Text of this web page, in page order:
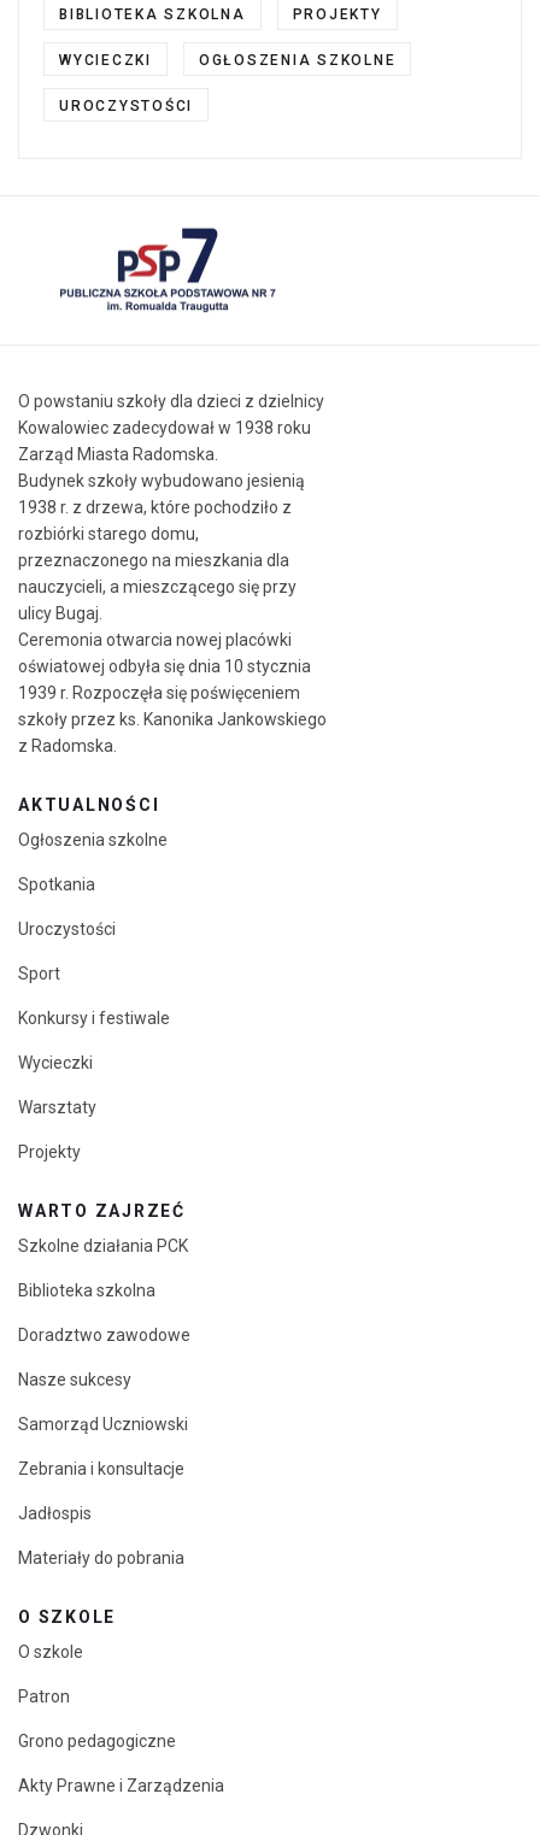
BIBLIOTEKA SZKOLNA PROJEKTY
WYCIECZKI OGŁOSZENIA SZKOLNE
UROCZYSTOŚCI
O powstaniu szkoły dla dzieci z dzielnicy
Kowalowiec zadecydował w 1938 roku
Zarząd Miasta Radomska.
Budynek szkoły wybudowano jesienią
1938 r. z drzewa, które pochodziło z
rozbiórki starego domu,
przeznaczonego na mieszkania dla
nauczycieli, a mieszczącego się przy
ulicy Bugaj.
Ceremonia otwarcia nowej placówki
oświatowej odbyła się dnia 10 stycznia
1939 r. Rozpoczęła się poświęceniem
szkoły przez ks. Kanonika Jankowskiego
z Radomska.
AKTUALNOŚCI
Ogłoszenia szkolne
Spotkania
Uroczystości
Sport
Konkursy i festiwale
Wycieczki
Warsztaty
Projekty
WARTO ZAJRZEĆ
Szkolne działania PCK
Biblioteka szkolna
Doradztwo zawodowe
Nasze sukcesy
Samorząd Uczniowski
Zebrania i konsultacje
Jadłospis
Materiały do pobrania
O SZKOLE
O szkole
Patron
Grono pedagogiczne
Akty Prawne i Zarządzenia
Dzwonki